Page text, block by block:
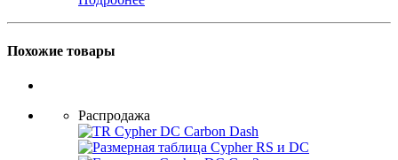
Похожие товары
Распродажа